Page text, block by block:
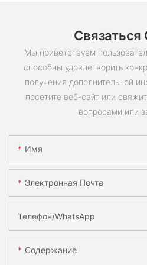
Мы приветствуем
способны удовлетворить
получения дополнительной
посетите веб-сайт или
вопросами или
Имя
Электронная Почта
Телефон/WhatsApp
Содержание